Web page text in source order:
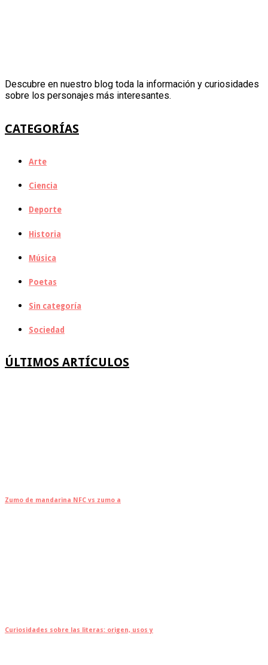
Descubre en nuestro blog toda la información y curiosidades
sobre los personajes más interesantes.
CATEGORÍAS
Arte
Ciencia
Deporte
Historia
Música
Poetas
Sin categoría
Sociedad
ÚLTIMOS ARTÍCULOS
Zumo de mandarina NFC vs zumo a
Curiosidades sobre las literas: origen, usos y